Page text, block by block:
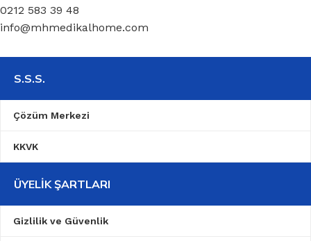
0212 583 39 48
info@mhmedikalhome.com
S.S.S.
Çözüm Merkezi
KKVK
ÜYELIK ŞARTLARI
Gizlilik ve Güvenlik